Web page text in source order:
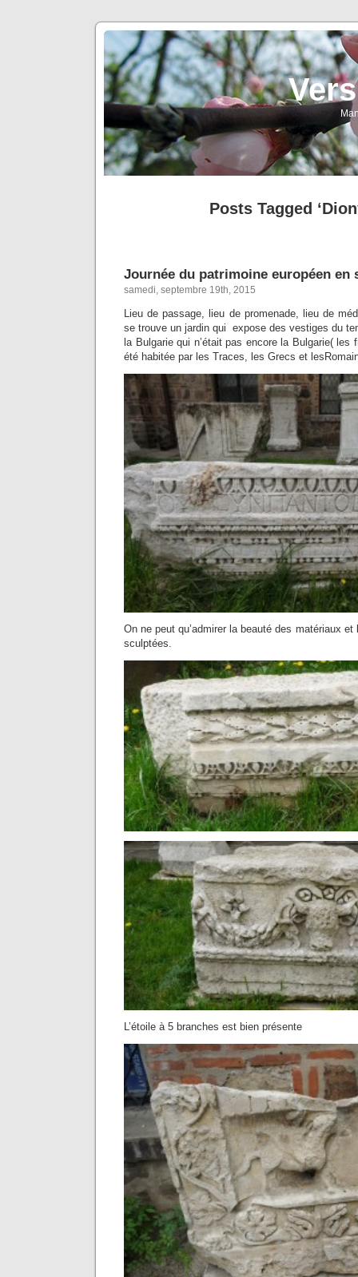
Posts Tagged
Journée du patrimoine européen en
samedi, septembre 19th, 2015
Lieu de passage, lieu de promenade, lieu de
se trouve un jardin qui expose des vestiges du
la Bulgarie qui n’était pas encore la Bulgarie( les
été habitée par les Traces, les Grecs et
On ne peut qu’admirer la beauté des matériaux
sculptées.
L’étoile à 5 branches est bien présente